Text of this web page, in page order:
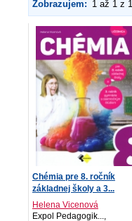
Zobrazujem: 1 až 1 z 1
Chémia pre 8. ročník
základnej školy a 3...
Helena Vicenová
Expol Pedagogik...,